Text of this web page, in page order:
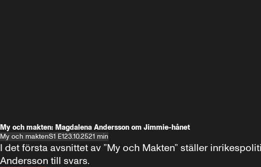
My och makten: Magdalena Andersson om Jimmie-hånet
My och maktenS1 E123.10.2521 min
I det första avsnittet av ”My och Makten” ställer
Andersson till svars.